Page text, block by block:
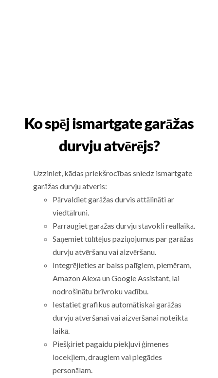
Ko spēj ismartgate garāžas
durvju atvērējs?
Uzziniet, kādas priekšrocības sniedz ismartgate
garāžas durvju atveris:
Pārvaldiet garāžas durvis attālināti ar
viedtālruni.
Pārraugiet garāžas durvju stāvokli reāllaikā.
Saņemiet tūlītējus paziņojumus par garāžas
durvju atvēršanu vai aizvēršanu.
Integrējieties ar balss palīgiem, piemēram,
Amazon Alexa un Google Assistant, lai
nodrošinātu brīvroku vadību.
Iestatiet grafikus automātiskai garāžas
durvju atvēršanai vai aizvēršanai noteiktā
laikā.
Piešķiriet pagaidu piekļuvi ģimenes
locekļiem, draugiem vai piegādes
personālam.